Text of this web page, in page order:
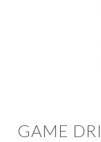
GAME